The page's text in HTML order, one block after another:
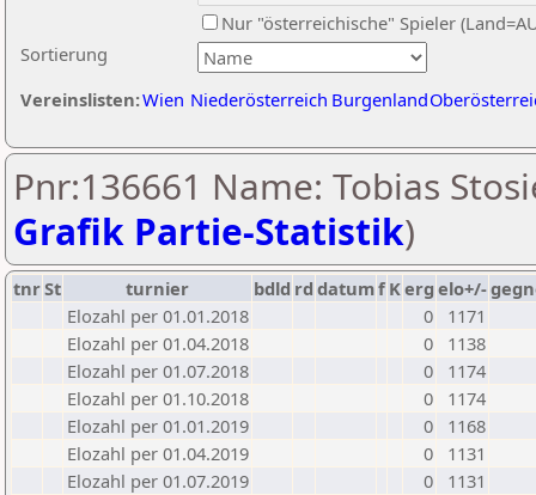
Sortierung
Nur "österreichische" Spieler
Vereinslisten:Wien Niederösterreich Burgenland
Pnr:136661 Name: Tobias
Grafik Partie-Statistik)
tnrSt turnier bdld rd datumf Kerg elo+/-
Elozahl per 01.01.2018
0
1171
Elozahl per 01.04.2018
0
1138
Elozahl per 01.07.2018
0
1174
Elozahl per 01.10.2018
0
1174
Elozahl per 01.01.2019
0
1168
Elozahl per 01.04.2019
0
1131
Elozahl per 01.07.2019
0
1131